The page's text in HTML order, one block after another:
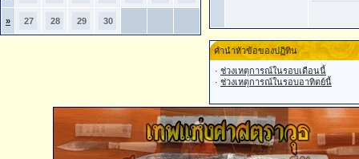
» 27 28 29 30
คำนำหัวข้อของปฏิทิน
· ช่วงเหตุการณ์ในรอบเดือนนี้
· ช่วงเหตุการณ์ในรอบอาทิตย์นี้